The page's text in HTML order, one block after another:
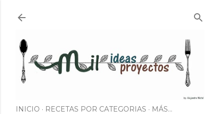
INICIO RECETAS POR CATEGORIAS MÁS…